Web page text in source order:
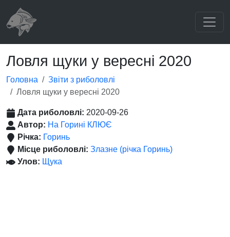
Ловля щуки у вересні 2020
Головна
Звіти з риболовлі
Ловля щуки у вересні 2020
Дата риболовлі: 2020-09-26
Автор: На Горині КЛЮЄ
Річка: Горинь
Місце риболовлі: Злазне (річка Горинь)
Улов: Щука